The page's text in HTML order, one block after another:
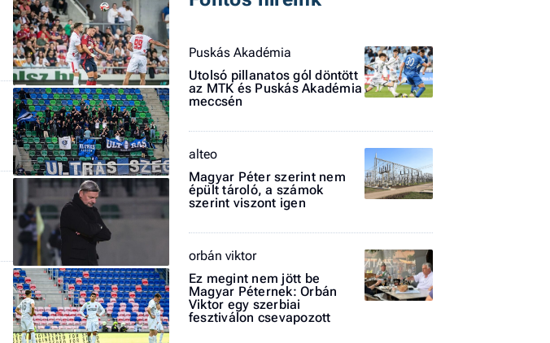
Puskás Akadémia
Utolsó pillanatos gól döntött
az MTK és Puskás Akadémia
meccsén
alteo
Magyar Péter szerint nem
épült tároló, a számok
szerint viszont igen
orbán viktor
Ez megint nem jött be
Magyar Péternek: Orbán
Viktor egy szerbiai
fesztiválon csevapozott